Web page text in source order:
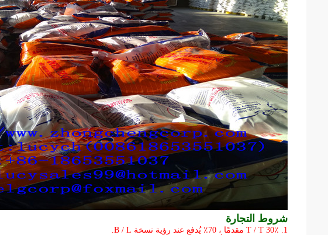
شروط التجارة
1. T / T 30٪ مقدمًا ، 70٪ يُدفع عند رؤية نسخة B / L.